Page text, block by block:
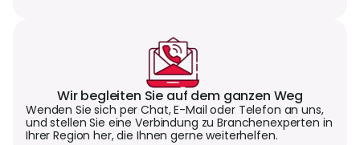
Wir begleiten Sie auf dem ganzen Weg
Wenden Sie sich per Chat, E-Mail oder Telefon an uns,
und stellen Sie eine Verbindung zu Branchenexperten in
Ihrer Region her, die Ihnen gerne weiterhelfen.